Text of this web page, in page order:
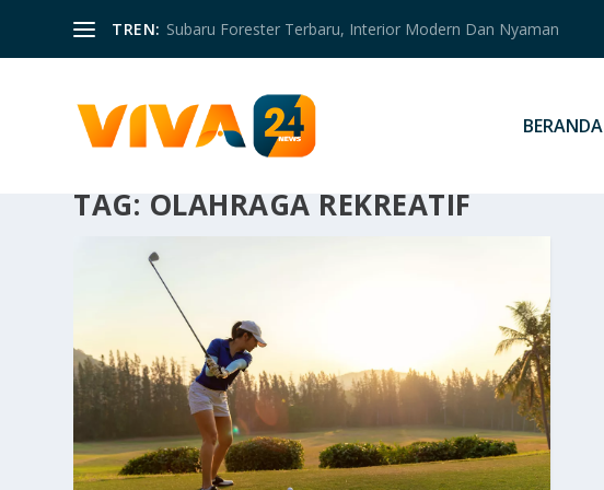
TREN: Subaru Forester Terbaru, Interior Modern Dan Nyaman
BERANDA
TAG: OLAHRAGA REKREATIF